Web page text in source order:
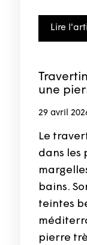
Lire
une
29 avril
Le
dans les
bains.
teintes
pierre